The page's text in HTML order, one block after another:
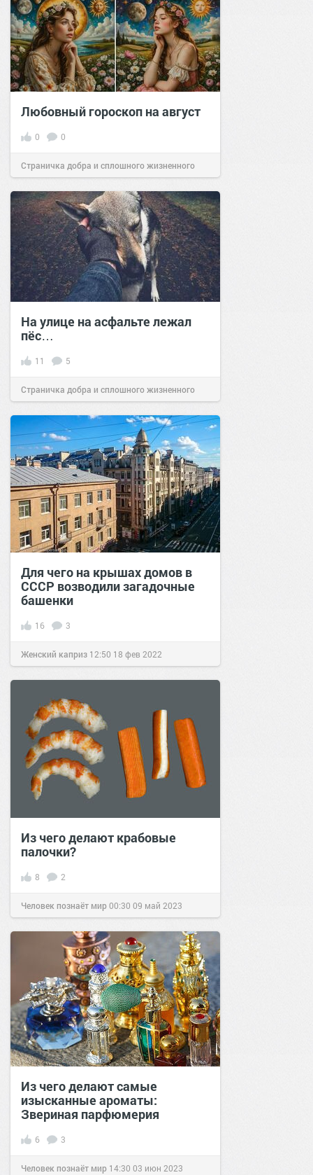
Любовный гороскоп на август
0 0
Страничка добра и сплошного жизненного
позитива!00:29Сегодня
На улице на асфальте лежал
пёс…
11 5
Страничка добра и сплошного жизненного
позитива!01:2120 июн 2024
Для чего на крышах домов в
СССР возводили загадочные
башенки
16 3
Женский каприз 12:50 18 фев 2022
Из чего делают крабовые
палочки?
8 2
Человек познаёт мир00:30 09 май 2023
Из чего делают самые
изысканные ароматы:
Звериная парфюмерия
6 3
Человек познаёт мир 14:30 03 июн 2023